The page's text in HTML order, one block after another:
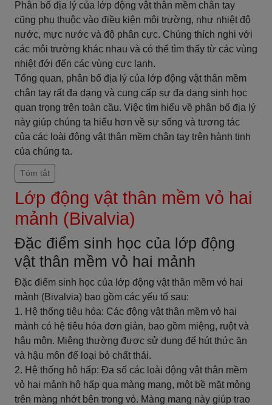
Phân bố địa lý của lớp động vật thân mềm chân tay
cũng phụ thuộc vào điều kiện môi trường, như nhiệt độ
nước, mực nước và độ phân cực. Chúng thích nghi với
các môi trường khác nhau và có thể tìm thấy từ các vùng
nhiệt đới đến các vùng cực lạnh.
Tổng quan, phân bố địa lý của lớp động vật thân mềm
chân tay rất đa dạng và cung cấp sự đa dạng sinh học
quan trọng trên toàn cầu. Việc tìm hiểu về phân bố địa lý
này giúp chúng ta hiểu hơn về sự sống và tương tác
của các loài động vật thân mềm chân tay trên hành tinh
của chúng ta.
Tóm tắt
Lớp động vật thân mềm vỏ hai
mảnh (Bivalvia)
Đặc điểm sinh học của lớp động
vật thân mềm vỏ hai mảnh
Đặc điểm sinh học của lớp động vật thân mềm vỏ hai
mảnh (Bivalvia) bao gồm các yếu tố sau:
1. Hệ thống tiêu hóa: Các động vật thân mềm vỏ hai
mảnh có hệ tiêu hóa đơn giản, bao gồm miệng, ruột và
hậu môn. Miệng thường được sử dụng để hút thức ăn
và hậu môn để loại bỏ chất thải.
2. Hệ thống hô hấp: Đa số các loài động vật thân mềm
vỏ hai mảnh hô hấp qua màng mang, một bề mặt mỏng
trên màng nhớt bên trong vỏ. Màng mang này giúp trao